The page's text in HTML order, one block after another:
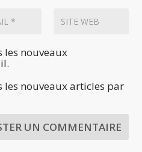
les nouveaux
les nouveaux articles par